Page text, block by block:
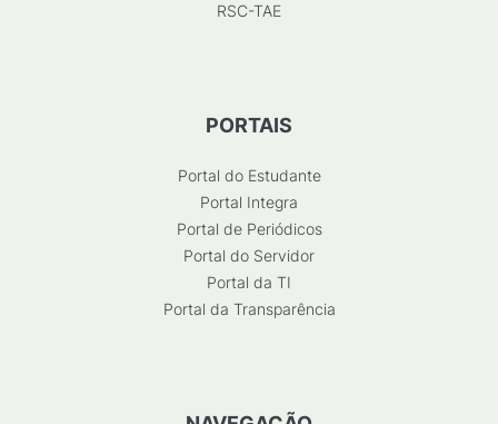
RSC-TAE
PORTAIS
Portal do Estudante
Portal Integra
Portal de Periódicos
Portal do Servidor
Portal da TI
Portal da Transparência